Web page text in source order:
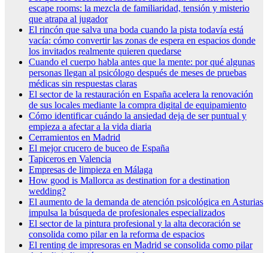
escape rooms: la mezcla de familiaridad, tensión y misterio
que atrapa al jugador
El rincón que salva una boda cuando la pista todavía está
vacía: cómo convertir las zonas de espera en espacios donde
los invitados realmente quieren quedarse
Cuando el cuerpo habla antes que la mente: por qué algunas
personas llegan al psicólogo después de meses de pruebas
médicas sin respuestas claras
El sector de la restauración en España acelera la renovación
de sus locales mediante la compra digital de equipamiento
Cómo identificar cuándo la ansiedad deja de ser puntual y
empieza a afectar a la vida diaria
Cerramientos en Madrid
El mejor crucero de buceo de España
Tapiceros en Valencia
Empresas de limpieza en Málaga
How good is Mallorca as destination for a destination
wedding?
El aumento de la demanda de atención psicológica en Asturias
impulsa la búsqueda de profesionales especializados
El sector de la pintura profesional y la alta decoración se
consolida como pilar en la reforma de espacios
El renting de impresoras en Madrid se consolida como pilar